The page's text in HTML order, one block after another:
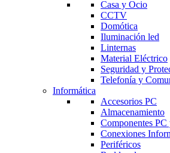
Casa y Ocio
CCTV
Domótica
Iluminación led
Linternas
Material Eléctrico
Seguridad y
Telefonía y
Informática
Accesorios PC
Almacenamiento
Componentes
Conexiones
Periféricos